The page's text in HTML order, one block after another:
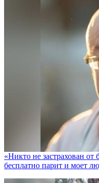
«Никто не заcтрахован
бесплатно парит и моет